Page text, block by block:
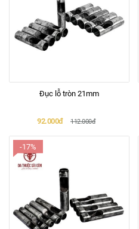
Đục lỗ tròn 21mm
92.000đ 112.000đ
-17%